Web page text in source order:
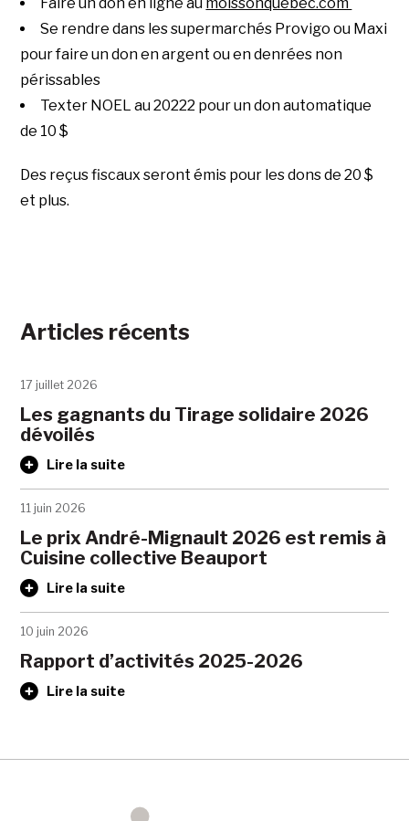
Se rendre dans les supermarchés Provigo ou Maxi
pour faire un don en argent ou en denrées non
périssables
Texter NOEL au 20222 pour un don automatique
de 10 $
Des reçus fiscaux seront émis pour les dons de 20 $
et plus.
Articles récents
17 juillet 2026
Les gagnants du Tirage solidaire 2026
dévoilés
Lire la suite
11 juin 2026
Le prix André-Mignault 2026 est remis à
Cuisine collective Beauport
Lire la suite
10 juin 2026
Rapport d’activités 2025-2026
Lire la suite